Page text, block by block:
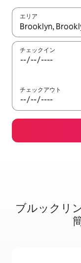
エリア
検索結果が表示さ
チェックイン
チェックアウト
ブルックリ